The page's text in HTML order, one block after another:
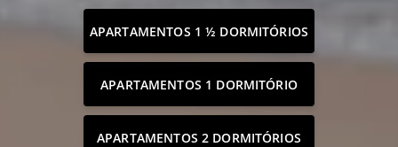
APARTAMENTOS 1 ½ DORMITÓRIOS
APARTAMENTOS 1 DORMITÓRIO
APARTAMENTOS 2 DORMITÓRIOS